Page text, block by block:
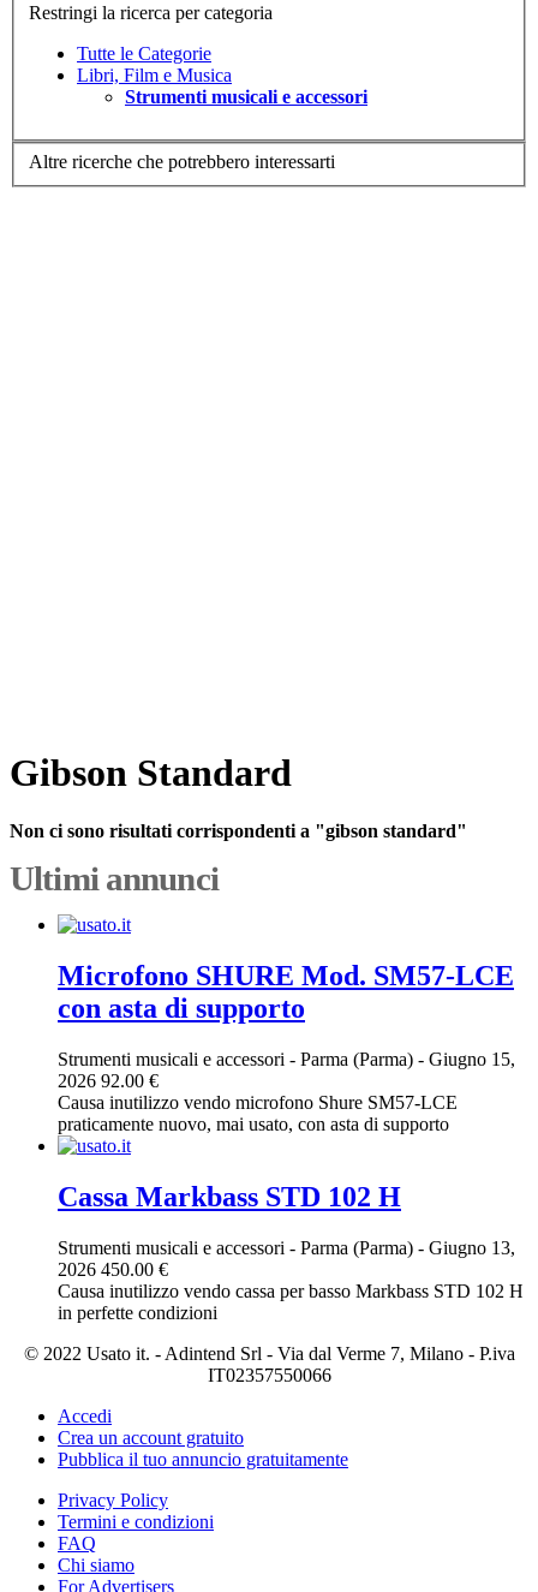
Restringi la ricerca per categoria
Tutte le Categorie
Libri, Film e Musica
Strumenti musicali e accessori
Altre ricerche che potrebbero interessarti
Gibson Standard
Non ci sono risultati corrispondenti a "gibson standard"
Ultimi annunci
Microfono SHURE Mod. SM57-LCE
con asta di supporto
Strumenti musicali e accessori - Parma (Parma) - Giugno 15,
2026 92.00 €
Causa inutilizzo vendo microfono Shure SM57-LCE
praticamente nuovo, mai usato, con asta di supporto
Cassa Markbass STD 102 H
Strumenti musicali e accessori - Parma (Parma) - Giugno 13,
2026 450.00 €
Causa inutilizzo vendo cassa per basso Markbass STD 102 H
in perfette condizioni
© 2022 Usato it. - Adintend Srl - Via dal Verme 7, Milano - P.iva
IT02357550066
Accedi
Crea un account gratuito
Pubblica il tuo annuncio gratuitamente
Privacy Policy
Termini e condizioni
FAQ
Chi siamo
For Advertisers